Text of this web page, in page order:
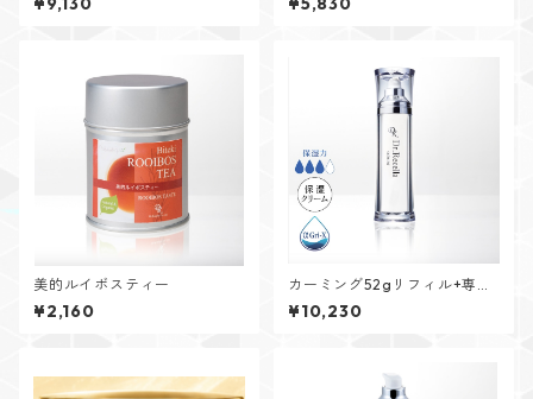
美的ルイボスティー
¥2,160
カーミング52gリフィル+専用
ボトル
¥10,230